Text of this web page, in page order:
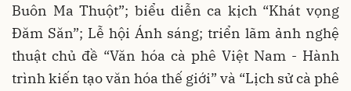
Buôn Ma Thuột”; biểu diễn ca kịch “Khát vọng
Đăm Săn”; Lễ hội Ánh sáng; triển lãm ảnh nghệ
thuật chủ đề “Văn hóa cà phê Việt Nam - Hành
trình kiến tạo văn hóa thế giới” và “Lịch sử cà phê